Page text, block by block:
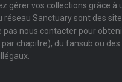
gérer vos collections grâce à
réseau Sanctuary sont des
pas nous contacter pour
chapitre), du fansub ou